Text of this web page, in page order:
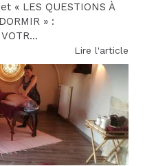
« LES QUESTIONS À
» :
Lire l'article